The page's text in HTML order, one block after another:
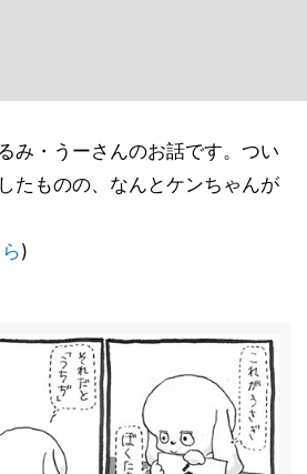
み・うーさんのお話です。つい
たものの、なんとケンちゃんが
)